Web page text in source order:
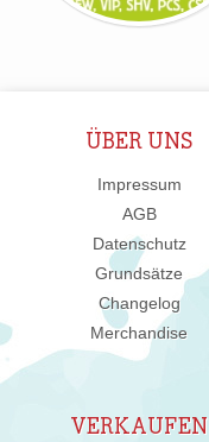
ÜBER UNS
Impressum
AGB
Datenschutz
Grundsätze
Changelog
Merchandise
VERKAUFEN